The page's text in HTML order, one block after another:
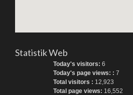
Statistik Web
Today's visitors: 6
Today's page views: : 7
Total visitors : 12,923
Total page views: 16,552